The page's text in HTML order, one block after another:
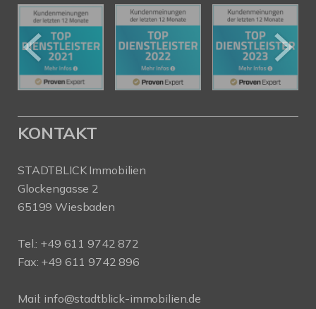
KONTAKT
STADTBLICK Immobilien
Glockengasse 2
65199 Wiesbaden
Tel.: +49 611 9742 872
Fax: +49 611 9742 896
Mail: info@stadtblick-immobilien.de